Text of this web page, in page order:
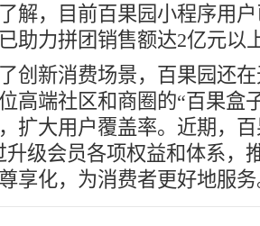
解，目前百果园小程序用
助力拼团销售额达2亿元以
新消费场景，百果园还在
高端社区和商圈的“百果盒
扩大用户覆盖率。近期，
升级会员各项权益和体系，
享化，为消费者更好地服